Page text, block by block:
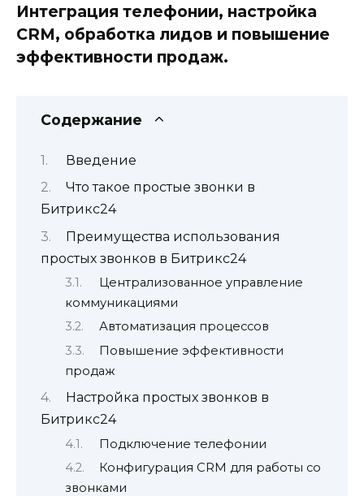
Интеграция телефонии, настройка
CRM, обработка лидов и повышение
эффективности продаж.
Содержание
Введение
Что такое простые звонки в
Битрикс24
Преимущества использования
простых звонков в Битрикс24
Централизованное управление
коммуникациями
Автоматизация процессов
Повышение эффективности
продаж
Настройка простых звонков в
Битрикс24
Подключение телефонии
Конфигурация CRM для работы со
звонками